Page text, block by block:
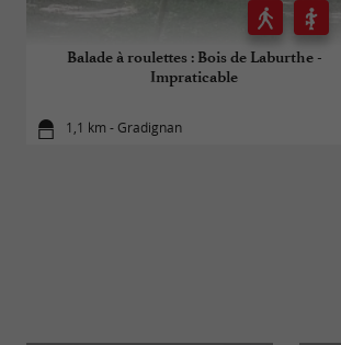
Balade à roulettes : Bois de Laburthe -
Impraticable
1,1 km - Gradignan